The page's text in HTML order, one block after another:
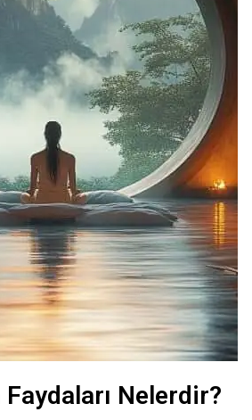
Nelerdir?